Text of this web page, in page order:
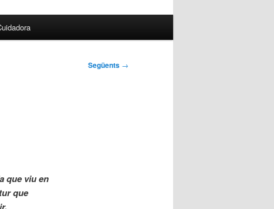
Següents →
que viu en
que